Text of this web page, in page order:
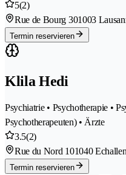
5(2)
Rue de Bourg 301003
Termin reservieren
Klila Hedi
Psychiatrie • Psychotherapie •
Psychotherapeuten) • Ärzte
3.5(2)
Rue du Nord 101040
Termin reservieren